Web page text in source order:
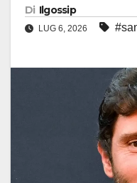
Di Ilgossip
LUG 6, 2026